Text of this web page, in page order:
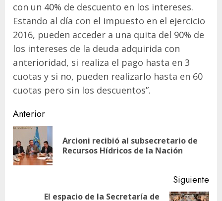
con un 40% de descuento en los intereses.
Estando al día con el impuesto en el ejercicio
2016, pueden acceder a una quita del 90% de
los intereses de la deuda adquirida con
anterioridad, si realiza el pago hasta en 3
cuotas y si no, pueden realizarlo hasta en 60
cuotas pero sin los descuentos”.
Navegación
de
entradas
Anterior
Arcioni recibió al subsecretario de
Recursos Hídricos de la Nación
Siguiente
El espacio de la Secretaría de